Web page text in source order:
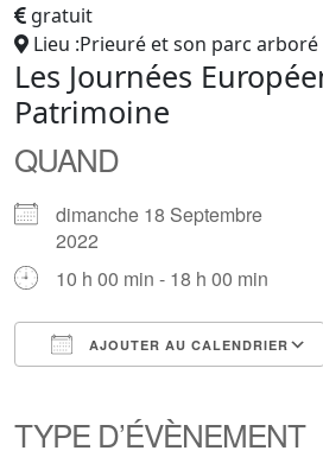
gratuit
Lieu :Prieuré et son parc arboré
Les Journées
Patrimoine
QUAND
dimanche 18 Septembre
2022
10 h 00 min - 18 h 00 min
AJOUTER AU CALENDRIER
TYPE D’ÉVÈNEMENT